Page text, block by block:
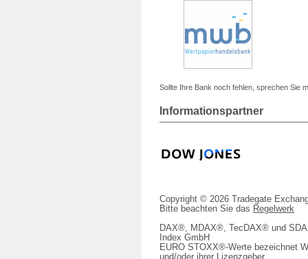
Sollte Ihre Bank noch fehlen, sprechen Sie
Informationspartner
Copyright © 2026 Tradegate
Bitte beachten Sie das Regelwerk
DAX®, MDAX®, TecDAX® und
Index GmbH
EURO STOXX®-Werte bezeichnet
und/oder ihrer Lizenzgeber